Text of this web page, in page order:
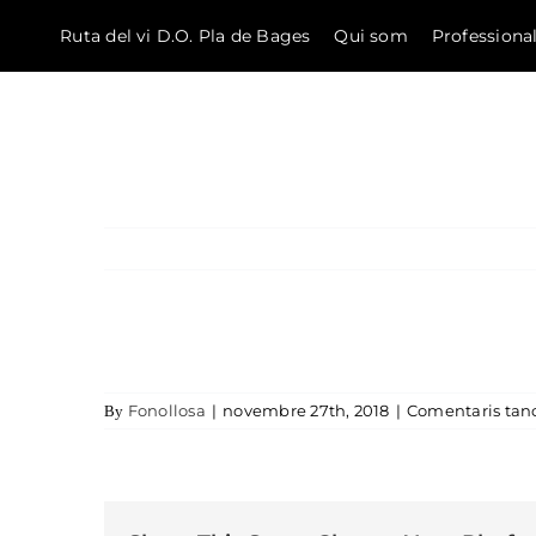
Ruta del vi D.O. Pla de Bages Qui som
By Fonollosa | novembre 27th, 2018 | Comentaris